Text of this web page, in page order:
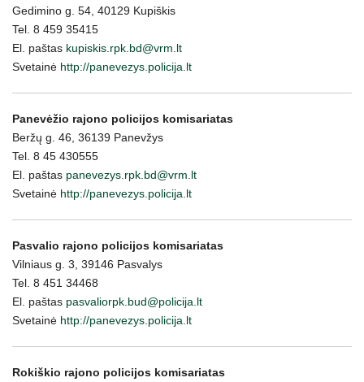
Gedimino g. 54, 40129 Kupiškis
Tel. 8 459 35415
El. paštas kupiskis.rpk.bd@vrm.lt
Svetainė http://panevezys.policija.lt
Panevėžio rajono policijos komisariatas
Beržų g. 46, 36139 Panevžys
Tel. 8 45 430555
El. paštas panevezys.rpk.bd@vrm.lt
Svetainė http://panevezys.policija.lt
Pasvalio rajono policijos komisariatas
Vilniaus g. 3, 39146 Pasvalys
Tel. 8 451 34468
El. paštas pasvaliorpk.bud@policija.lt
Svetainė http://panevezys.policija.lt
Rokiškio rajono policijos komisariatas